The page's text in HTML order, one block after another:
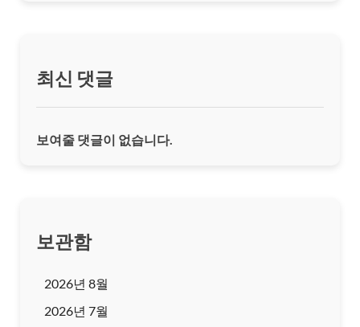
최신 댓글
보여줄 댓글이 없습니다.
보관함
2026년 8월
2026년 7월